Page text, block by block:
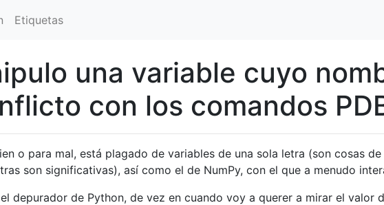
Etiquetas
una variable cuyo
con los comandos
o para mal, está plagado de variables de una sola letra (son cosas
son significativas), así como el de NumPy, con el que a menudo
depurador de Python, de vez en cuando voy a querer a mirar el valor